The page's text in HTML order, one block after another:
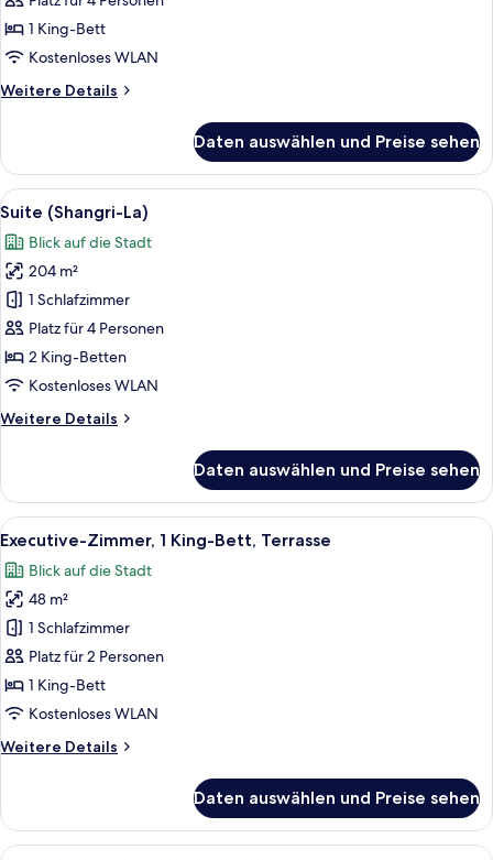
1 King-Bett
Kostenloses WLAN
Weitere Details
Weitere
Suite
Daten auswählen und Preise sehen
Alle
Fotos
für
Suite
(Shangri-
La)
anzeigen
Ein modernes Hotelzimmer mit
6
Suite (Shangri-La)
Blick auf die Stadt
204 m²
1 Schlafzimmer
Platz für 4 Personen
2 King-Betten
Kostenloses WLAN
Weitere Details
Weitere
(Shangri-
La)
Daten auswählen und Preise sehen
Alle
Fotos
für
Executive-
Zimmer,
1 King-
Bett,
Terrasse
Ein Hotelzimmer mit einem großen
6
Executive-Zimmer, 1 King-Bett, Terrasse
Blick auf die Stadt
48 m²
1 Schlafzimmer
Platz für 2 Personen
1 King-Bett
Kostenloses WLAN
Weitere Details
Weitere
Zimmer,
1 King-
Daten auswählen und Preise sehen
Ein modernes Hotelzimmer mit